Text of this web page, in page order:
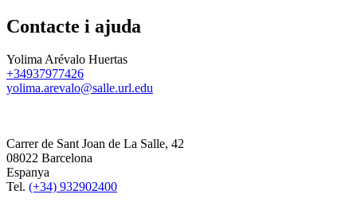
Contacte i ajuda
Yolima Arévalo Huertas
+34937977426
yolima.arevalo@salle.url.edu
Carrer de Sant Joan de La Salle, 42
08022 Barcelona
Espanya
Tel. (+34) 932902400